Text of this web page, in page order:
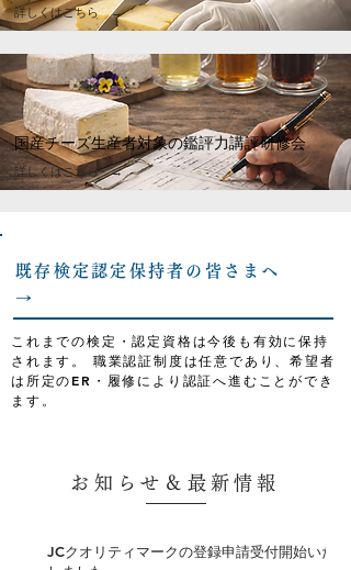
​詳しくはこちら →
国産チーズ生産者対象の​鑑評力講評研修会
​詳しくはこちら →
既存検定認定保持者の皆さまへ
→
これまでの検定・認定資格は今後も有効に保持
されます。 職業認証制度は任意であり、希望者
は所定のER・履修により認証へ進むことができ
ます。
お知らせ＆最新情報
JCクオリティマークの登録申請受付開始いた